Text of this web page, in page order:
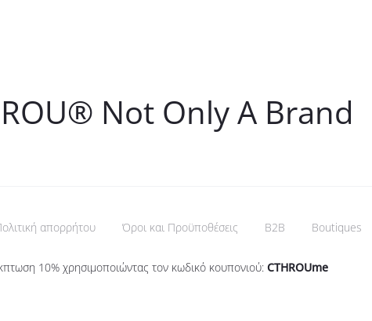
Not Only A Brand
απορρήτου Όροι και Προϋποθέσεις B2B Boutiques
10% χρησιμοποιώντας τον κωδικό κουπονιού: CTHROUme